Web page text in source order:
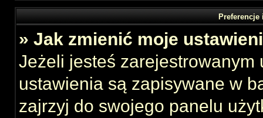
» Jak zmienić moje
Jeżeli jesteś zarejestrowanym
ustawienia są zapisywane w
zajrzyj do swojego panelu